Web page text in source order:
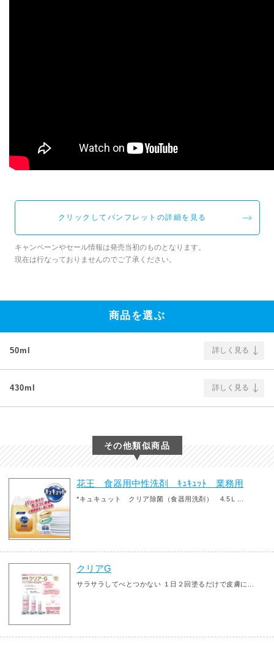
クリックしてパンフレットの詳細を見る
キャンペーンやセール情報は発売当初のものとなります。
現在は行なっておりませんのでご了承ください。
商品を選ぶ
50ml 詳しく見る
430ml 詳しく見る
その他類似商品
花王 食器用中性洗剤 ｷｭｷｭｯﾄ 業務用
*キュキュット クリア除菌（食器用洗剤） 4.5Ｌ...
クリアG
サラサラしてべとつかない １日２回塗るだけで皮膚に...